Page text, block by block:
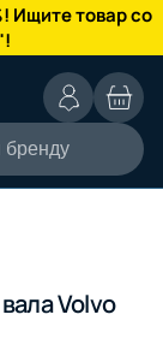
Ищите товар со
бренду
Volvo